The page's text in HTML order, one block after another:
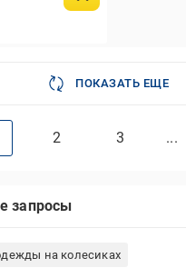
ПОКАЗАТЬ ЕЩЕ
2 3 ...
запросы
на колесиках